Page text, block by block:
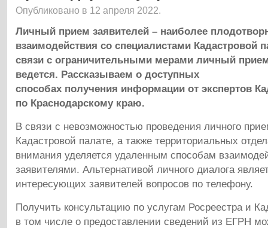
Опубликовано в 12 апреля 2022.
Личный прием заявителей – наиболее
взаимодействия со специалистами Кадастровой
связи с ограничительными мерами личный
ведется. Рассказываем о доступных
способах получения информации от экспертов
по Краснодарскому краю.
В связи с невозможностью проведения личного
Кадастровой палате, а также территориальных
внимания уделяется удаленным способам
заявителями. Альтернативой личного диалога
интересующих заявителей вопросов по телефону.
Получить консультацию по услугам Росреестра и
в том числе о предоставлении сведений из ЕГРН